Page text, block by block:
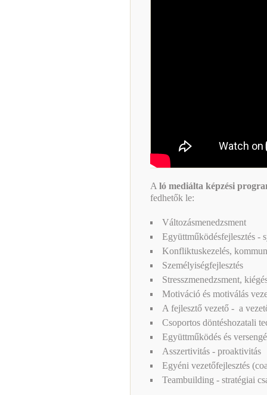
A ló mediálta képzési
fedhetők le:
Változásmenedzsment
Együttműködésfejlesztés -
Konfliktuskezelés,
Személyiségfejlesztés
Stresszmenedzsment,
Motiváció és motiválás
A fejlesztő vezető - a
Csoportos döntéshozatali
Együttműködés és
Asszertivitás - proaktivitás
Egyéni vezetőfejlesztés
Teambuilding - stratégiai